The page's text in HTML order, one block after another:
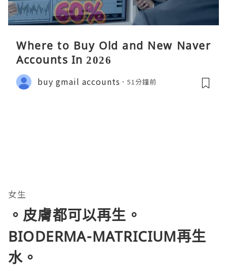
Where to Buy Old and New Naver
Accounts In 2026
buy gmail accounts 51分鐘前
女生
。皮膚都可以再生。
BIODERMA-MATRICIUM再生
水。